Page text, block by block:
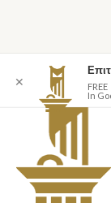
✕
FREE
In